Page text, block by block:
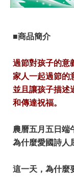
■商品簡介
過節對孩子的意
家人一起過節的
並且讓孩子描述
和傳達祝福。
農曆五月五日端
為什麼愛國詩人
這一天，為什麼